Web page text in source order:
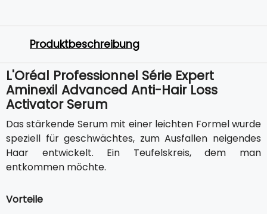
Produktbeschreibung
L'Oréal Professionnel Série Expert
Aminexil Advanced Anti-Hair Loss
Activator Serum
Das stärkende Serum mit einer leichten Formel wurde
speziell für geschwächtes, zum Ausfallen neigendes
Haar entwickelt. Ein Teufelskreis, dem man
entkommen möchte.
Vorteile